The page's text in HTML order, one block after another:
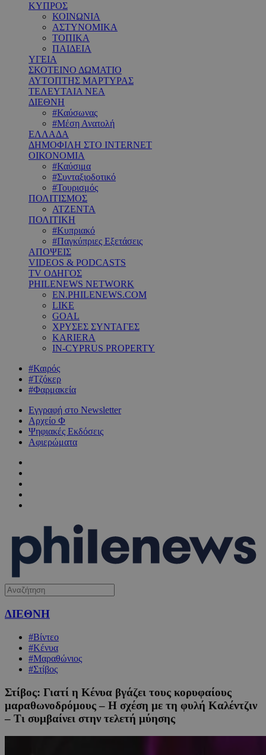
ΚΥΠΡΟΣ
ΚΟΙΝΩΝΙΑ
ΑΣΤΥΝΟΜΙΚΑ
ΤΟΠΙΚΑ
ΠΑΙΔΕΙΑ
ΥΓΕΙΑ
ΣΚΟΤΕΙΝΟ ΔΩΜΑΤΙΟ
ΑΥΤΟΠΤΗΣ ΜΑΡΤΥΡΑΣ
ΤΕΛΕΥΤΑΙΑ ΝΕΑ
ΔΙΕΘΝΗ
#Καύσωνας
#Μέση Ανατολή
ΕΛΛΑΔΑ
ΔΗΜΟΦΙΛΗ ΣΤΟ INTERNET
ΟΙΚΟΝΟΜΙΑ
#Καύσιμα
#Συνταξιοδοτικό
#Τουρισμός
ΠΟΛΙΤΙΣΜΟΣ
ΑΤΖΕΝΤΑ
ΠΟΛΙΤΙΚΗ
#Κυπριακό
#Παγκύπριες Εξετάσεις
ΑΠΟΨΕΙΣ
VIDEOS & PODCASTS
TV ΟΔΗΓΟΣ
PHILENEWS NETWORK
EN.PHILENEWS.COM
LIKE
GOAL
ΧΡΥΣΕΣ ΣΥΝΤΑΓΕΣ
KARIERA
IN-CYPRUS PROPERTY
#Καιρός
#Τζόκερ
#Φαρμακεία
Εγγραφή στο Newsletter
Αρχείο Φ
Ψηφιακές Εκδόσεις
Αφιερώματα
ΔΙΕΘΝΗ
#Βίντεο
#Κένυα
#Μαραθώνιος
#Στίβος
Στίβος: Γιατί η Κένυα βγάζει τους κορυφαίους
μαραθωνοδρόμους – Η σχέση με τη φυλή Καλέντζιν
– Τι συμβαίνει στην τελετή μύησης